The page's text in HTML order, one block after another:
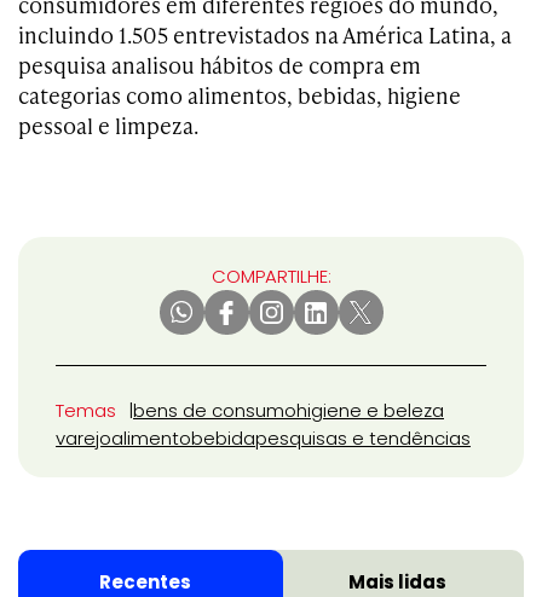
incluindo 1.505 entrevistados na América Latina, a
pesquisa analisou hábitos de compra em
categorias como alimentos, bebidas, higiene
pessoal e limpeza.
COMPARTILHE:
Temas bens de consumohigiene e beleza
varejoalimentobebidapesquisas e tendências
Recentes Mais lidas